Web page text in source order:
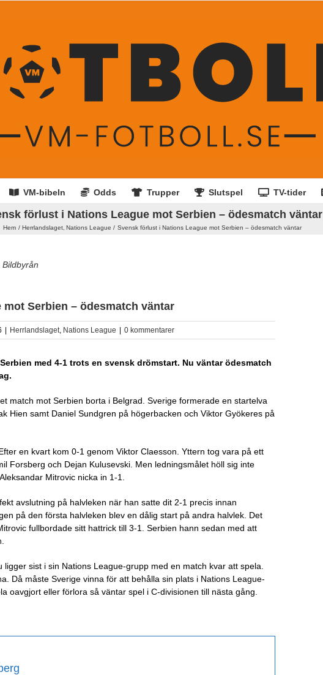
VM-bibeln Odds Trupper Slutspel TV-tider
förlust i Nations League mot Serbien – ödesmatch väntar
Hem Herrlandslaget Nations League Svensk förlust i Nations League mot Serbien – ödesmatch väntar
Serbien – ödesmatch väntar
Herrlandslaget, Nations League 0 kommentarer
med 4-1 trots en svensk drömstart. Nu väntar ödesmatch
match mot Serbien borta i Belgrad. Sverige formerade en startelva
Hien samt Daniel Sundgren på högerbacken och Viktor Gyökeres på
en kvart kom 0-1 genom Viktor Claesson. Yttern tog vara på ett
Forsberg och Dejan Kulusevski. Men ledningsmålet höll sig inte
Mitrovic nicka in 1-1.
avslutning på halvleken när han satte dit 2-1 precis innan
på den första halvleken blev en dålig start på andra halvlek. Det
fullbordade sitt hattrick till 3-1. Serbien hann sedan med att
sist i sin Nations League-grupp med en match kvar att spela.
Då måste Sverige vinna för att behålla sin plats i Nations League-
oavgjort eller förlora så väntar spel i C-divisionen till nästa gång.